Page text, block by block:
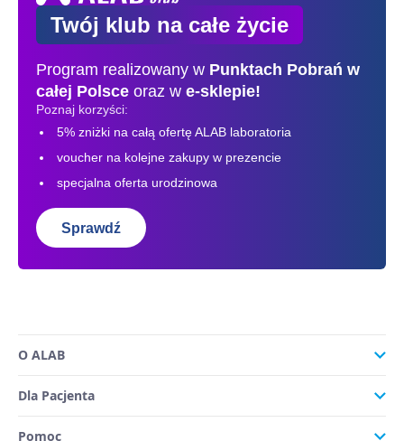
Twój klub na całe życie
Program realizowany w Punktach Pobrań w
całej Polsce oraz w e-sklepie!
Poznaj korzyści:
5% zniżki na całą ofertę ALAB laboratoria
voucher na kolejne zakupy w prezencie
specjalna oferta urodzinowa
Sprawdź
O ALAB
Dla Pacjenta
Pomoc